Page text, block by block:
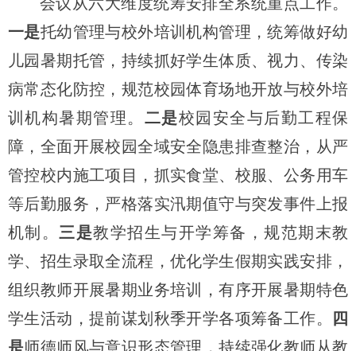
一是托幼管理与校外培训机构管理，统筹做好幼
儿园暑期托管，持续抓好学生体质、视力、传染
病常态化防控，规范校园体育场地开放与校外培
训机构暑期管理。 二是校园安全与后勤工程保
障，全面开展校园全域安全隐患排查整治，从严
管控校内施工项目，抓实食堂、校服、公务用车
等后勤服务，严格落实汛期值守与突发事件上报
机制。 三是教学招生与开学筹备，规范期末教
学、招生录取全流程，优化学生假期实践安排，
组织教师开展暑期业务培训，有序开展暑期特色
学生活动，提前谋划秋季开学各项筹备工作。
四
是师德师风与意识形态管理，持续强化教师从教